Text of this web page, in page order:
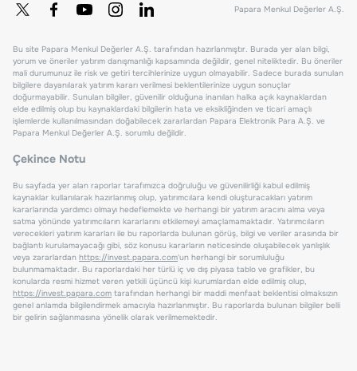
Papara Menkul Değerler A.Ş.
Bu site Papara Menkul Değerler A.Ş. tarafından hazırlanmıştır. Burada yer alan bilgi,
yorum ve öneriler yatırım danışmanlığı kapsamında değildir, genel niteliktedir. Bu öneriler
mali durumunuz ile risk ve getiri tercihlerinize uygun olmayabilir. Sadece burada sunulan
bilgilere dayanılarak yatırım kararı verilmesi beklentilerinize uygun sonuçlar
doğurmayabilir. Sunulan bilgiler, güvenilir olduğuna inanılan halka açık kaynaklardan
elde edilmiş olup bu kaynaklardaki bilgilerin hata ve eksikliğinden ve ticari amaçlı
işlemlerde kullanılmasından doğabilecek zararlardan Papara Elektronik Para A.Ş. ve
Papara Menkul Değerler A.Ş. sorumlu değildir.
Çekince Notu
Bu sayfada yer alan raporlar tarafımızca doğruluğu ve güvenilirliği kabul edilmiş
kaynaklar kullanılarak hazırlanmış olup, yatırımcılara kendi oluşturacakları yatırım
kararlarında yardımcı olmayı hedeflemekte ve herhangi bir yatırım aracını alma veya
satma yönünde yatırımcıların kararlarını etkilemeyi amaçlamamaktadır. Yatırımcıların
verecekleri yatırım kararları ile bu raporlarda bulunan görüş, bilgi ve veriler arasında bir
bağlantı kurulamayacağı gibi, söz konusu kararların neticesinde oluşabilecek yanlışlık
veya zararlardan https://invest.papara.com'un herhangi bir sorumluluğu
bulunmamaktadır. Bu raporlardaki her türlü iç ve dış piyasa tablo ve grafikler, bu
konularda resmi hizmet veren yetkili üçüncü kişi kurumlardan elde edilmiş olup,
https://invest.papara.com tarafından herhangi bir maddi menfaat beklentisi olmaksızın
genel anlamda bilgilendirmek amacıyla hazırlanmıştır. Bu raporlarda bulunan bilgiler belli
bir gelirin sağlanmasına yönelik olarak verilmemektedir.